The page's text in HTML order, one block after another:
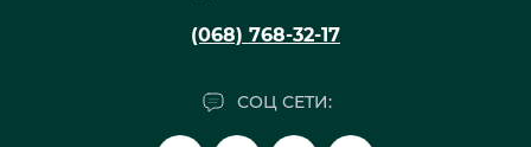
(068) 768-32-17
СОЦ СЕТИ: